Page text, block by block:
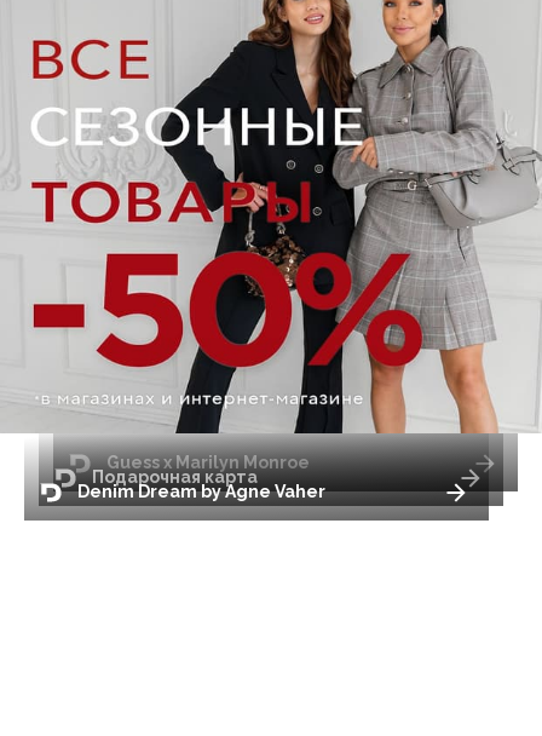
Denim Dream by Agne Vaher
Подарочная карта
Guess x Marilyn Monroe